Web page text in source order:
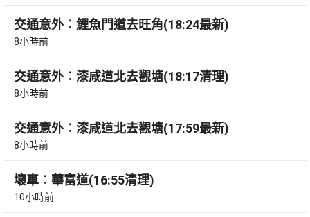
交通意外︰鯉魚門道去旺角(18:24最新)
8小時前
交通意外︰漆咸道北去觀塘(18:17清理)
8小時前
交通意外︰漆咸道北去觀塘(17:59最新)
8小時前
壞車︰華富道(16:55清理)
10小時前